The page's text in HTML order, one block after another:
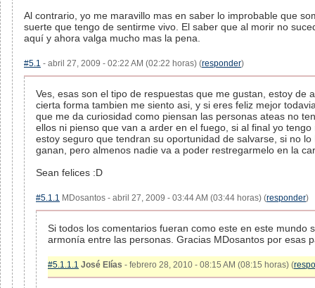
Al contrario, yo me maravillo mas en saber lo improbable que
suerte que tengo de sentirme vivo. El saber que al morir no
aquí y ahora valga mucho mas la pena.
#5.1 - abril 27, 2009 - 02:22 AM (02:22 horas) (responder)
Ves, esas son el tipo de respuestas que me gustan, estoy de
cierta forma tambien me siento asi, y si eres feliz mejor
que me da curiosidad como piensan las personas ateas no
ellos ni pienso que van a arder en el fuego, si al final yo
estoy seguro que tendran su oportunidad de salvarse, si no
ganan, pero almenos nadie va a poder restregarmelo en la
Sean felices :D
#5.1.1 MDosantos - abril 27, 2009 - 03:44 AM (03:44 horas) (responder)
Si todos los comentarios fueran como este en este mundo
armonía entre las personas. Gracias MDosantos por esas
#5.1.1.1 José Elías - febrero 28, 2010 - 08:15 AM (08:15 horas) (